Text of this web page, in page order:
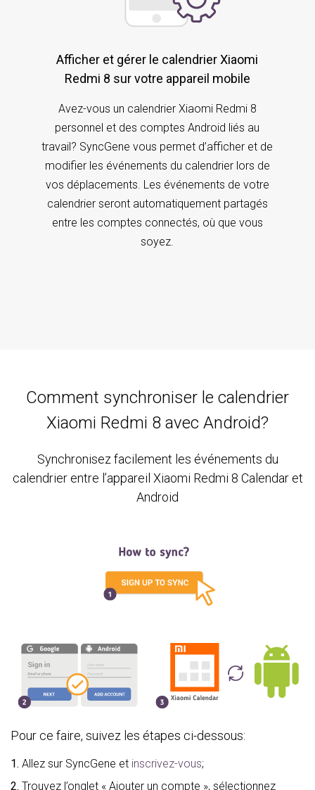
Afficher et gérer le calendrier Xiaomi
Redmi 8 sur votre appareil mobile
Avez-vous un calendrier Xiaomi Redmi 8
personnel et des comptes Android liés au
travail? SyncGene vous permet d’afficher et de
modifier les événements du calendrier lors de
vos déplacements. Les événements de votre
calendrier seront automatiquement partagés
entre les comptes connectés, où que vous
soyez.
Comment synchroniser le calendrier
Xiaomi Redmi 8 avec Android?
Synchronisez facilement les événements du
calendrier entre l’appareil Xiaomi Redmi 8 Calendar et
Android
Pour ce faire, suivez les étapes ci-dessous:
1. Allez sur SyncGene et inscrivez-vous;
2. Trouvez l’onglet « Ajouter un compte », sélectionnez